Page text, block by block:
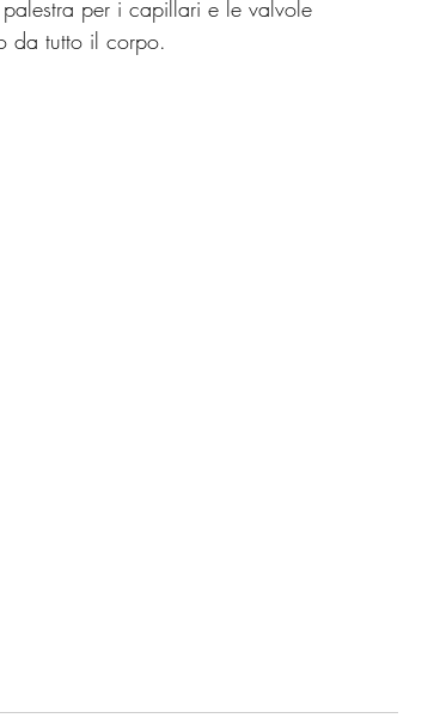
per i capillari e le valvole
da tutto il corpo.